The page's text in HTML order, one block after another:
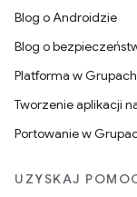
Blog o Androidzie
Blog o
Platforma w
Tworzenie aplikacji
Portowanie w
UZYSKAJ